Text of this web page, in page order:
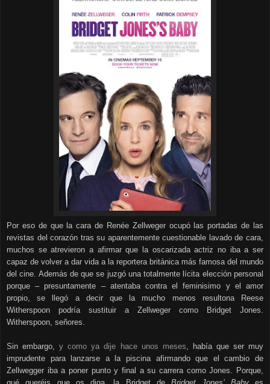
Por eso de que la cara de Renée Zellweger ocupó las portadas de las
revistas del corazón tras su aparentemente cuestionable lavado de cara,
muchos se atrevieron a afirmar que la oscarizada actriz no iba a ser
capaz de volver a dar vida a la reportera británica más famosa del mundo
del cine. Además de que se juzgó una totalmente lícita elección personal
porque – presuntamente – atentaba contra el feminisimo y el amor
propio, se llegó a decir que la mucho menos resultona Reese
Witherspoon podría sustituir a Zellweger como Bridget Jones.
Witherspoon, señores.
Sin embargo,y como ya dije hace unos meses, había que ser muy
imprudente para lanzarse a la piscina afirmando que el cambio de
Zellwegger iba a poner punto y final a su carrera como Jones. Porque,